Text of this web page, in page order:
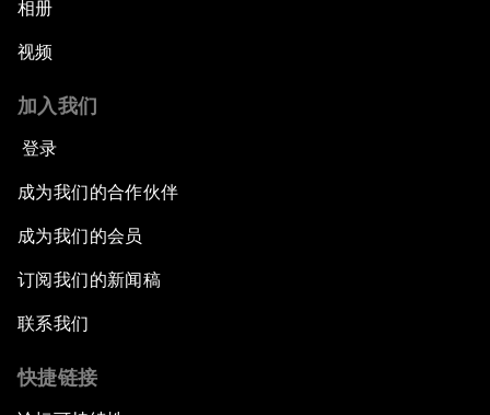
相册
视频
加入我们
登录
成为我们的合作伙伴
成为我们的会员
订阅我们的新闻稿
联系我们
快捷链接